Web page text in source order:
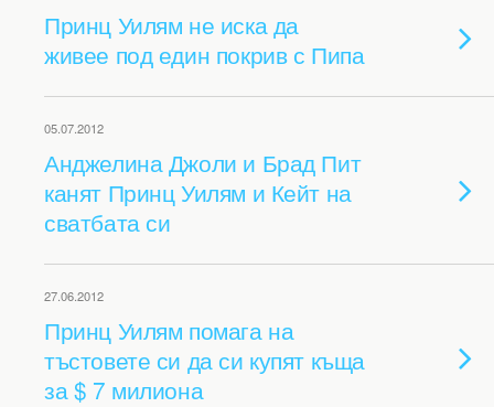
Принц Уилям не иска да
живее под един покрив с Пипа
05.07.2012
Анджелина Джоли и Брад Пит
канят Принц Уилям и Кейт на
сватбата си
27.06.2012
Принц Уилям помага на
тъстовете си да си купят къща
за $ 7 милиона